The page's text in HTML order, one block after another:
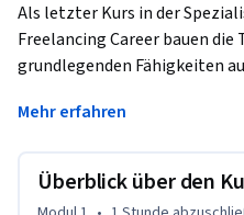
Als letzter Kurs in der
Freelancing Career bauen
grundlegenden Fähigkeiten
vollständig ausgearbeiteten
ein Finanzmodell für ihr
entwickeln, um festzustellen,
ein neues Unternehmen zu
Mehr erfahren
Überblick über den